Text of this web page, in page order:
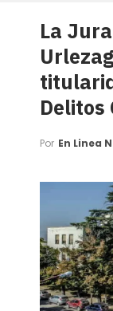
La
Delitos
Por En Linea